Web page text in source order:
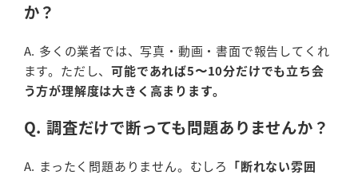
か？
A. 多くの業者では、写真・動画・書面で報告してくれ
ます。ただし、可能であれば5〜10分だけでも立ち会
う方が理解度は大きく高まります。
Q. 調査だけで断っても問題ありませんか？
A. まったく問題ありません。むしろ 「断れない雰囲